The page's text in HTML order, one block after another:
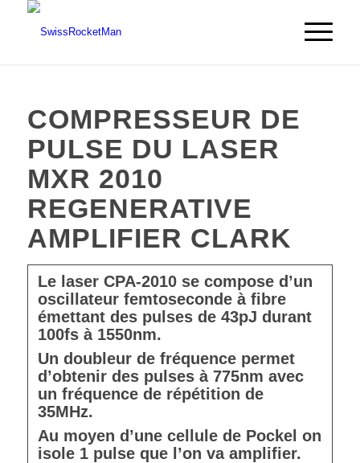
COMPRESSEUR DE
PULSE DU LASER
MXR 2010
REGENERATIVE
AMPLIFIER CLARK
Le laser CPA-2010 se compose d’un
oscillateur femtoseconde à fibre
émettant des pulses de 43pJ durant
100fs à 1550nm.
Un doubleur de fréquence permet
d’obtenir des pulses à 775nm avec
un fréquence de répétition de
35MHz.
Au moyen d’une cellule de Pockel on
isole 1 pulse que l’on va amplifier.